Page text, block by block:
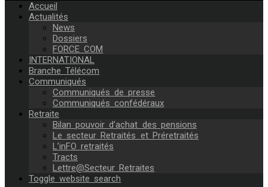
Accueil
Actualités
News
Dossiers
FORCE COM
INTERNATIONAL
Branche Télécom
Communiqués
Communiqués de presse
Communiqués confédéraux
Retraite
Bilan pouvoir d’achat des pensions
Le secteur Retraités et Préretraités
L’inFO retraités
Tracts
Lettre@Secteur Retraites
Toggle website search